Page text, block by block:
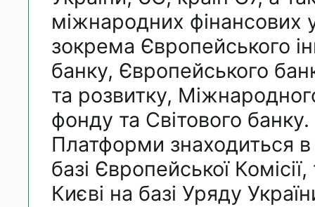
міжнародних фінансових
зокрема Європейського
банку, Європейського
та розвитку,
фонду та Світового
Платформи знаходиться
базі Європейської Комісії,
Києві на базі Уряду